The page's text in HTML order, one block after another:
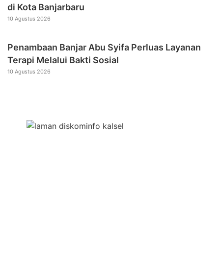
di Kota Banjarbaru
10 Agustus 2026
Penambaan Banjar Abu Syifa Perluas Layanan
Terapi Melalui Bakti Sosial
10 Agustus 2026